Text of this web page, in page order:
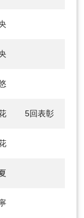
5回表彰